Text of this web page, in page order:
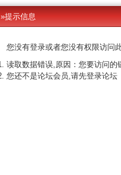
»提示信息
您没有登录或者您没有权限访问
读取数据错误,原因：您要访问
您还不是论坛会员,请先登录论坛